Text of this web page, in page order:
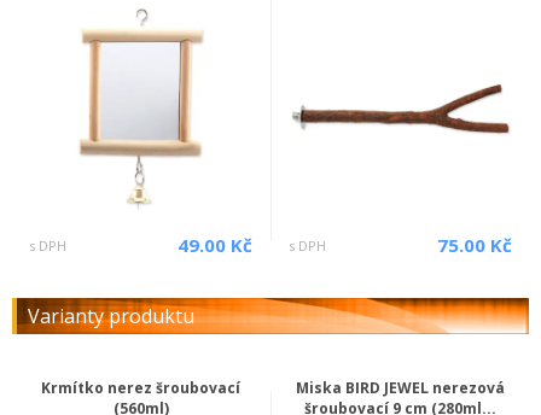
s DPH 49.00 Kč s DPH 75.00 Kč
Varianty produktu
Krmítko nerez šroubovací
(560ml)
Miska BIRD JEWEL nerezová
šroubovací 9 cm (280ml...